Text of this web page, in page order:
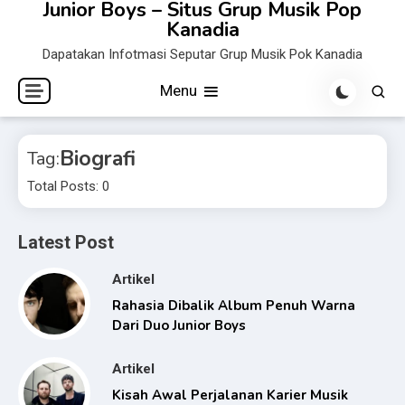
content
Junior Boys – Situs Grup Musik Pop
Kanadia
Dapatakan Infotmasi Seputar Grup Musik Pok Kanadia
Menu
Tag:Biografi
Total Posts: 0
Latest Post
Artikel
Rahasia Dibalik Album Penuh Warna
Dari Duo Junior Boys
Artikel
Kisah Awal Perjalanan Karier Musik